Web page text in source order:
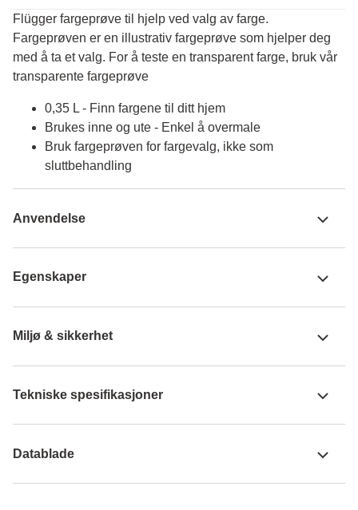
Flügger fargeprøve til hjelp ved valg av farge.
Fargeprøven er en illustrativ fargeprøve som hjelper deg
med å ta et valg. For å teste en transparent farge, bruk vår
transparente fargeprøve
0,35 L - Finn fargene til ditt hjem
Brukes inne og ute - Enkel å overmale
Bruk fargeprøven for fargevalg, ikke som
sluttbehandling
Anvendelse
Egenskaper
Miljø & sikkerhet
Tekniske spesifikasjoner
Datablade